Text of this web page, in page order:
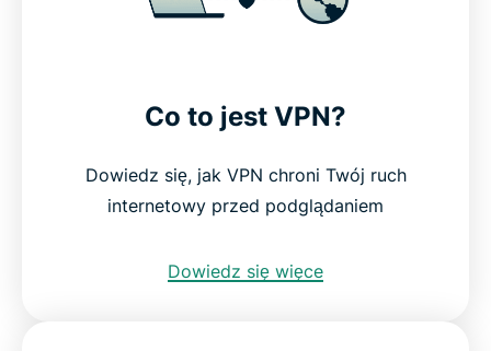
Co to jest VPN?
Dowiedz się, jak VPN chroni Twój ruch
internetowy przed podglądaniem
Dowiedz się więce